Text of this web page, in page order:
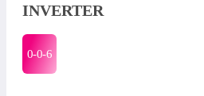
INVERTER
0-0-6